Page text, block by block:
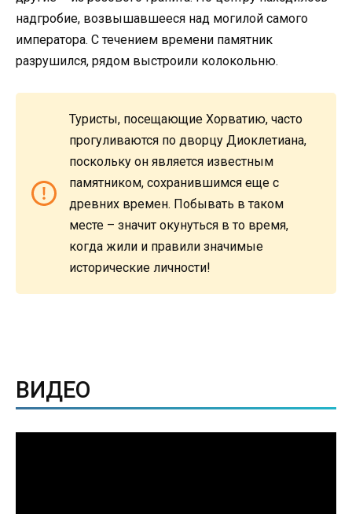
надгробие, возвышавшееся над могилой самого
императора. С течением времени памятник
разрушился, рядом выстроили колокольню.
Туристы, посещающие Хорватию, часто
прогуливаются по дворцу Диоклетиана,
поскольку он является известным
памятником, сохранившимся еще с
древних времен. Побывать в таком
месте – значит окунуться в то время,
когда жили и правили значимые
исторические личности!
ВИДЕО